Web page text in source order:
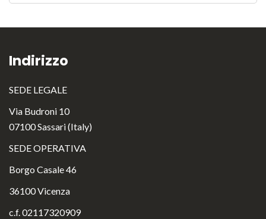
Indirizzo
SEDE LEGALE
Via Budroni 10
07100 Sassari (Italy)
SEDE OPERATIVA
Borgo Casale 46
36100 Vicenza
c.f. 02117320909